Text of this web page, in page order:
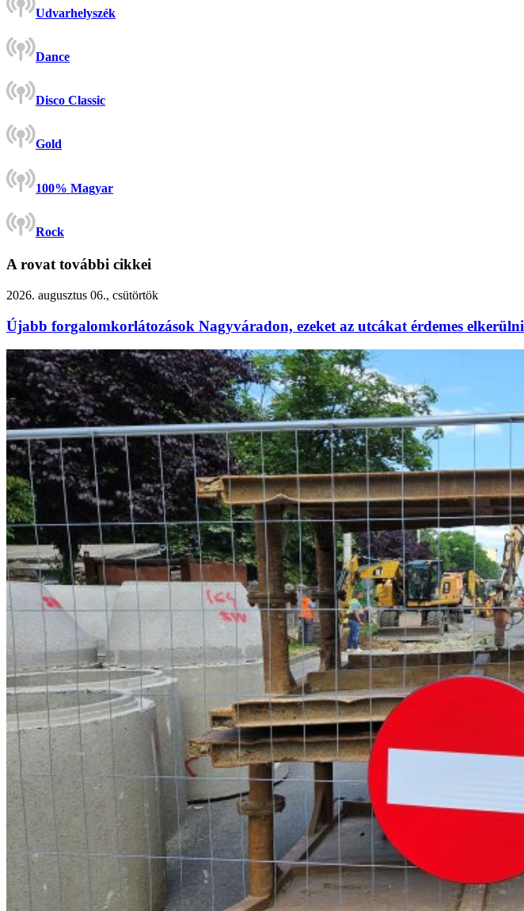
Udvarhelyszék
Dance
Disco Classic
Gold
100% Magyar
Rock
A rovat további cikkei
2026. augusztus 06., csütörtök
Újabb forgalomkorlátozások Nagyváradon, ezeket az utcákat érdemes elkerülni